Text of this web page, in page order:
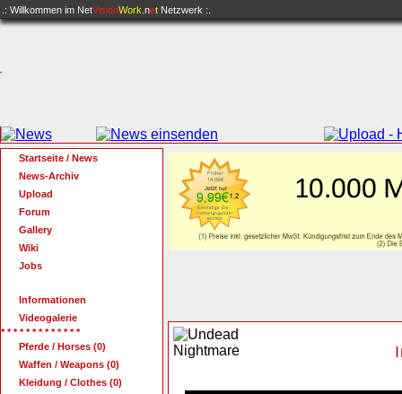
.: Willkommen im NetVisionWork .netNetzwerk :.
Startseite / News
News-Archiv
Upload
Forum
Gallery
Wiki
Jobs
Informationen
Videogalerie
* * * * * * * * * * * * *
Pferde / Horses (0)
Waffen / Weapons (0)
Kleidung / Clothes (0)